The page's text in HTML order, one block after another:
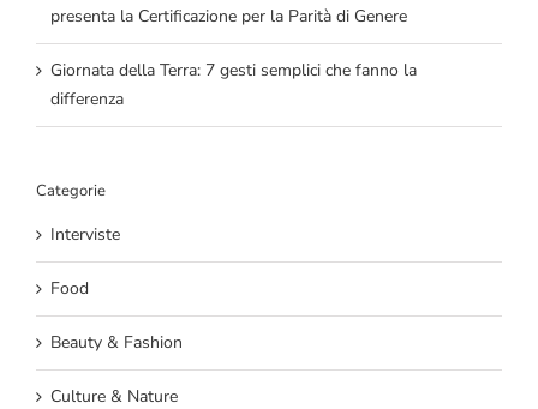
presenta la Certificazione per la Parità di Genere
Giornata della Terra: 7 gesti semplici che fanno la
differenza
Categorie
Interviste
Food
Beauty & Fashion
Culture & Nature